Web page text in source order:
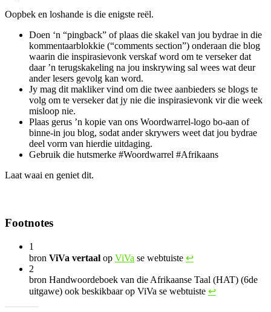
Oopbek en loshande is die enigste reël.
Doen ‘n “pingback” of plaas die skakel van jou bydrae in die
kommentaarblokkie (“comments section”) onderaan die blog
waarin die inspirasievonk verskaf word om te verseker dat
daar ’n terugskakeling na jou inskrywing sal wees wat deur
ander lesers gevolg kan word.
Jy mag dit makliker vind om die twee aanbieders se blogs te
volg om te verseker dat jy nie die inspirasievonk vir die week
misloop nie.
Plaas gerus ’n kopie van ons Woordwarrel-logo bo-aan of
binne-in jou blog, sodat ander skrywers weet dat jou bydrae
deel vorm van hierdie uitdaging.
Gebruik die hutsmerke #Woordwarrel #Afrikaans
Laat waai en geniet dit.
Footnotes
1
bron ViVa vertaal op ViVa se webtuiste ↩︎
2
bron Handwoordeboek van die Afrikaanse Taal (HAT) (6de
uitgawe) ook beskikbaar op ViVa se webtuiste ↩︎